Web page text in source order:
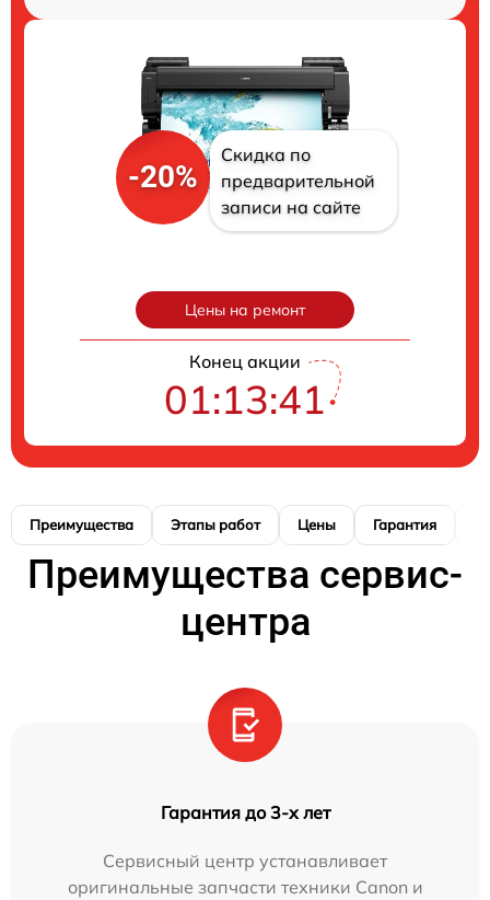
-20%
Скидка по
предварительной
записи на сайте
Цены на ремонт
Конец акции
01:13:40
Преимущества Этапы работ Цены Гарантия
Преимущества сервис-
центра
Гарантия до 3-х лет
Сервисный центр устанавливает
оригинальные запчасти техники Canon и